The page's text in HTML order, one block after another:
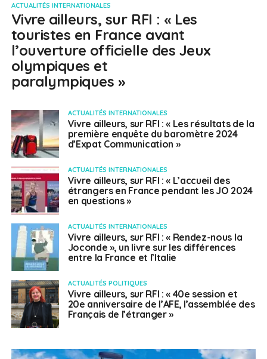
ACTUALITÉS INTERNATIONALES
Vivre ailleurs, sur RFI : « Les
touristes en France avant
l’ouverture officielle des Jeux
olympiques et
paralympiques »
ACTUALITÉS INTERNATIONALES
Vivre ailleurs, sur RFI : « Les résultats de la
première enquête du baromètre 2024
d’Expat Communication »
ACTUALITÉS INTERNATIONALES
Vivre ailleurs, sur RFI : « L’accueil des
étrangers en France pendant les JO 2024
en questions »
ACTUALITÉS INTERNATIONALES
Vivre ailleurs, sur RFI : « Rendez-nous la
Joconde », un livre sur les différences
entre la France et l’Italie
ACTUALITÉS POLITIQUES
Vivre ailleurs, sur RFI : « 40e session et
20e anniversaire de l’AFE, l’assemblée des
Français de l’étranger »